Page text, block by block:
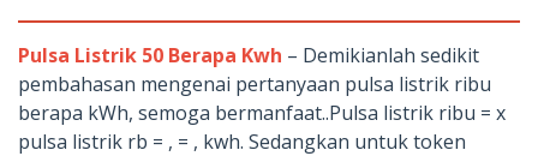
Pulsa Listrik 50 Berapa Kwh – Demikianlah sedikit
pembahasan mengenai pertanyaan pulsa listrik ribu
berapa kWh, semoga bermanfaat..Pulsa listrik ribu = x
pulsa listrik rb = , = , kwh. Sedangkan untuk token